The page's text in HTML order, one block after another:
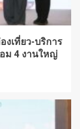
งเที่ยว-บริการ
ม 4 งานใหญ่